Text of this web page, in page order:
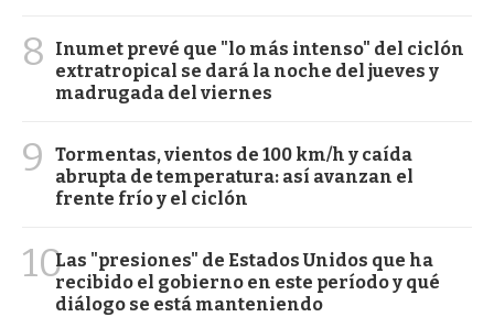
8
Inumet prevé que "lo más intenso" del ciclón
extratropical se dará la noche del jueves y
madrugada del viernes
9
Tormentas, vientos de 100 km/h y caída
abrupta de temperatura: así avanzan el
frente frío y el ciclón
10Las "presiones" de Estados Unidos que ha
recibido el gobierno en este período y qué
diálogo se está manteniendo